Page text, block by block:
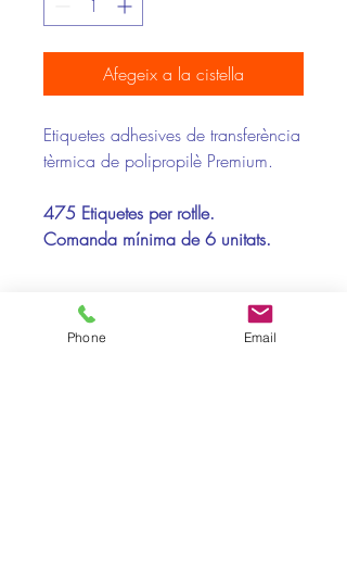
Afegeix a la cistella
Etiquetes adhesives de transferència
tèrmica de polipropilè Premium.
475 Etiquetes per rotlle.
Comanda mínima de 6 unitats.
Compatibilitat Impressores:
Toshiba, Zebra
Phone Email